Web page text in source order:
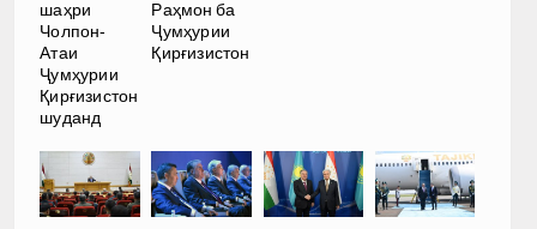
шаҳри
Чолпон-
Атаи
Ҷумҳурии
Қирғизистон
шуданд
Раҳмон ба
Ҷумҳурии
Қирғизистон